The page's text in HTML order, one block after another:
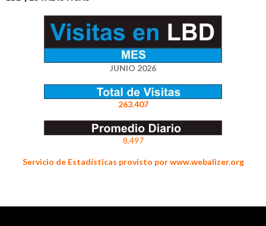
JUNIO 2026
263.407
8.497
Servicio de Estadísticas provisto por www.webalizer.org